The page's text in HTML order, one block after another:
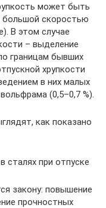
может быть
большой скоростью
В этом случае
– выделение
границам бывших
хрупкости
в них малых
(0,5–0,7 %).
как показано
сталях при отпуске
закону: повышение
прочностных